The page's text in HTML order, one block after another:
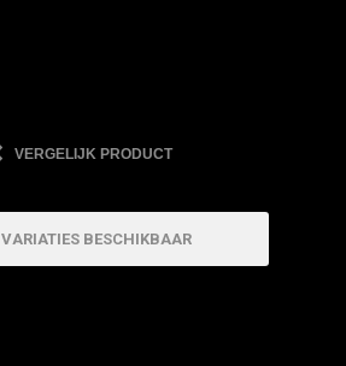
VERGELIJK PRODUCT
VARIATIES BESCHIKBAAR